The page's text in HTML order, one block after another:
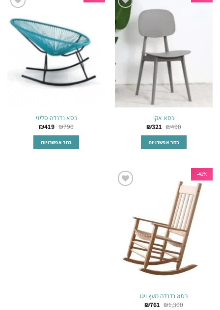
לבחור
את
האפשרויות
בעמוד
המוצר
ניתן
לבחור
את
האפשרויות
בעמוד
המוצר
הוסף
לרשימת
המשאלות
כסא אקו
₪490
₪321
בחר אפשרויות
את
האפשרויות
בעמוד
המוצר
לרשימת
המשאלות
כסא נדנדה סליזי
₪790
₪419
בחר אפשרויות
41%-
כסא נדנדה מעץ ויגו
₪1,300
₪761